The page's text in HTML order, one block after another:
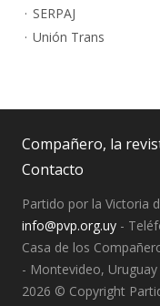
SERPAJ
Unión Trans
Compañero, la
Contacto
Partido por la Victoria
info@pvp.org.uy -
Casa de los
- Montevideo, Uruguay
2026 © Copyright